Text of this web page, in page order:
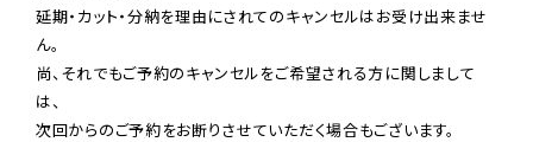
延期・カット・分納を理由にされてのキャンセルはお受け出来ませ
ん。
尚、それでもご予約のキャンセルをご希望される方に関しまして
は、
次回からのご予約をお断りさせていただく場合もございます。